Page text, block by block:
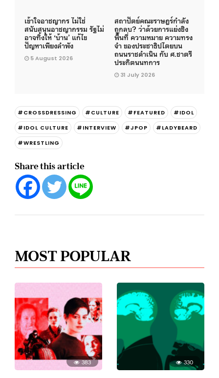
เข้าใจอาชญากร ไม่ใช่
สนับสนุนอาชญากรรม รัฐไม่
อาจทิ้งให้ ‘บ้าน’ แก้ไข
ปัญหาเพียงลำพัง
5 August 2026
สถาปัตย์คณะราษฎร์กำลัง
ถูกลบ? ว่าด้วยการแย่งชิง
พื้นที่ ความหมาย ความทรง
จำ ของประชาธิปไตยบน
ถนนราชดำเนิน กับ ศ.ชาตรี
ประกิตนนทการ
31 July 2026
#CROSSDRESSING #CULTURE #FEATURED
#IDOL
#IDOL CULTURE
#INTERVIEW #JPOP
#LADYBEARD
#WRESTLING
Share this article
MOST POPULAR
383 330